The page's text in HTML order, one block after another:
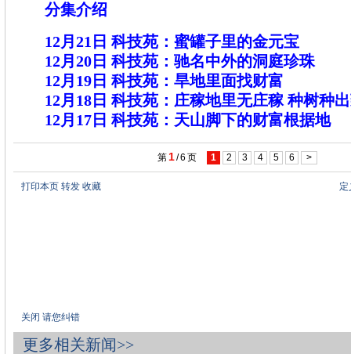
分集介绍
12月21日 科技苑：蜜罐子里的金元宝
12月20日 科技苑：驰名中外的洞庭珍珠
12月19日 科技苑：旱地里面找财富
12月18日 科技苑：庄稼地里无庄稼 种树种
12月17日 科技苑：天山脚下的财富根据地
第 1/6 页 1 2 3 4 5 6 >
打印本页 转发 收藏
关闭 请您纠错
更多相关新闻>>